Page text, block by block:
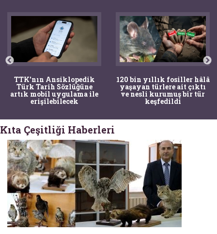
TTK'nın Ansiklopedik
Türk Tarih Sözlüğüne
artık mobil uygulama ile
erişilebilecek
120 bin yıllık fosiller hâlâ
yaşayan türlere ait çıktı
ve nesli kurumuş bir tür
keşfedildi
Kıta Çeşitliği Haberleri